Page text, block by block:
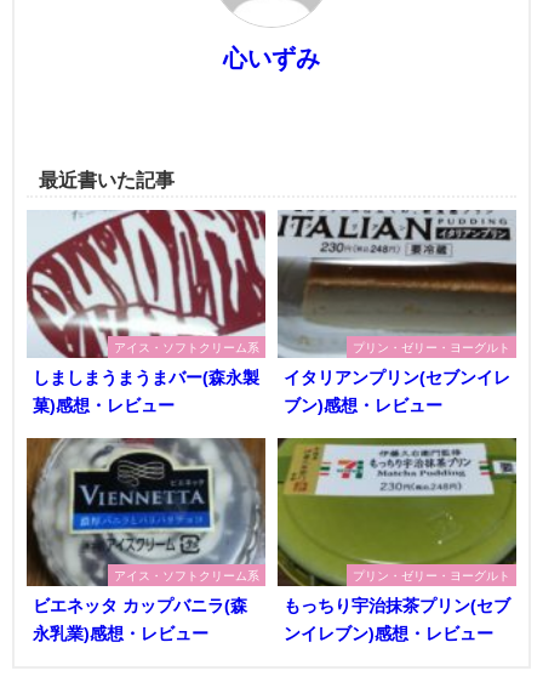
心いずみ
最近書いた記事
アイス・ソフトクリーム系
しましまうまうまバー(森永製
菓)感想・レビュー
プリン・ゼリー・ヨーグルト
イタリアンプリン(セブンイレ
ブン)感想・レビュー
アイス・ソフトクリーム系
ビエネッタ カップバニラ(森
永乳業)感想・レビュー
プリン・ゼリー・ヨーグルト
もっちり宇治抹茶プリン(セブ
ンイレブン)感想・レビュー